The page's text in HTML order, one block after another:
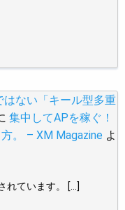
はない「キール型多重
集中してAPを稼ぐ！
。 – XM Magazine よ
れています。 […]